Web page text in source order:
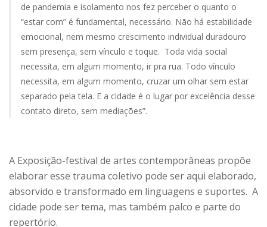
de pandemia e isolamento nos fez perceber o quanto o
“estar com” é fundamental, necessário. Não há estabilidade
emocional, nem mesmo crescimento individual duradouro
sem presença, sem vínculo e toque. Toda vida social
necessita, em algum momento, ir pra rua. Todo vínculo
necessita, em algum momento, cruzar um olhar sem estar
separado pela tela. E a cidade é o lugar por excelência desse
contato direto, sem mediações”.
A Exposição-festival de artes contemporâneas propõe
elaborar esse trauma coletivo pode ser aqui elaborado,
absorvido e transformado em linguagens e suportes. A
cidade pode ser tema, mas também palco e parte do
repertório.